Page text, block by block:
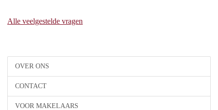
OVER ONS
CONTACT
VOOR MAKELAARS
Alle veelgestelde vragen